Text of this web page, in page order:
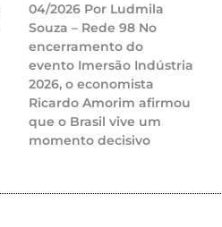
04/2026 Por Ludmila
Souza – Rede 98 No
encerramento do
evento Imersão Indústria
2026, o economista
Ricardo Amorim afirmou
que o Brasil vive um
momento decisivo